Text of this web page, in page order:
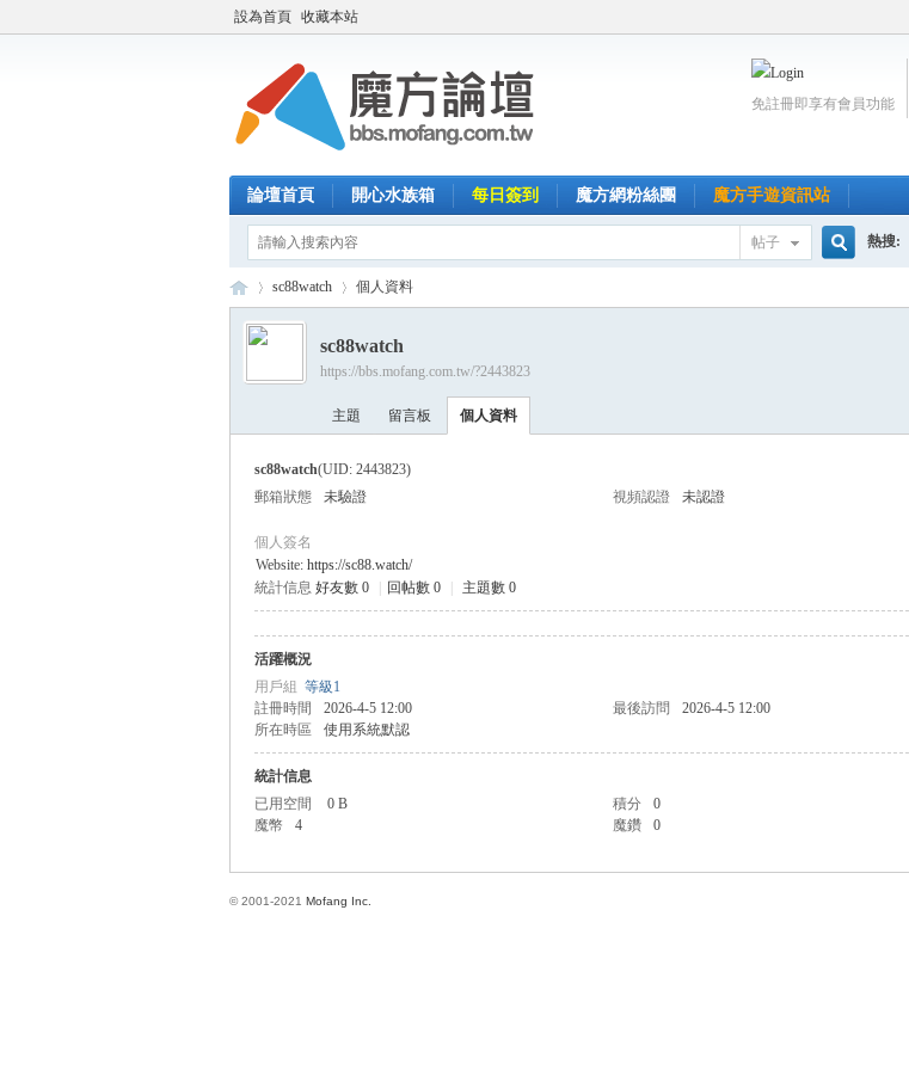
設為首頁 收藏本站
免註冊即享有會員功能
論壇首頁 開心水族箱 每日簽到 魔方網粉絲團 魔方手遊資訊站
帖子 熱搜:
›
sc88watch 個人資料
sc88watch
https://bbs.mofang.com.tw/?2443823
主題 留言板 個人資料
sc88watch(UID: 2443823)
郵箱狀態
未驗證 視頻認證 未認證
個人簽名
Website: https://sc88.watch/
統計信息 好友數 0 回帖數 0 主題數 0
活躍概況
用戶組 等級1
註冊時間
2026-4-5 12:00 最後訪問 2026-4-5 12:00
所在時區
使用系統默認
統計信息
已用空間
0 B 積分 0
魔幣
4 魔鑽 0
© 2001-2021 Mofang Inc.